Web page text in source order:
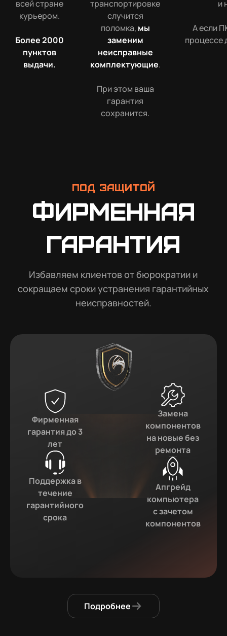
всей стране
курьером.
Более 2000
пунктов
выдачи.
транспортировке
случится
поломка, мы
заменим
неисправные
комплектующие.
При этом ваша
гарантия
сохранится.
и
А если
процессе
Под защитой
Фирменная
гарантия
Избавляем клиентов от бюрократии и
сокращаем сроки устранения гарантийных
неисправностей.
Фирменная
гарантия до 3
лет
Поддержка в
течение
гарантийного
срока
Замена
компонентов
на новые без
ремонта
Апгрейд
компьютера
с зачетом
компонентов
Подробнее